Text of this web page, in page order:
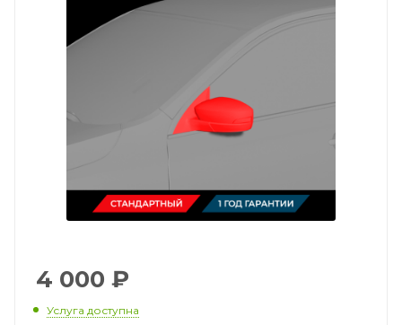
4 000 ₽
Услуга доступна